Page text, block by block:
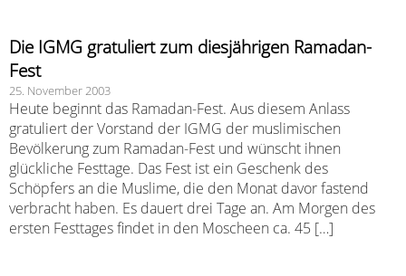
Die IGMG gratuliert zum diesjährigen Ramadan-
Fest
25. November 2003
Heute beginnt das Ramadan-Fest. Aus diesem Anlass
gratuliert der Vorstand der IGMG der muslimischen
Bevölkerung zum Ramadan-Fest und wünscht ihnen
glückliche Festtage. Das Fest ist ein Geschenk des
Schöpfers an die Muslime, die den Monat davor fastend
verbracht haben. Es dauert drei Tage an. Am Morgen des
ersten Festtages findet in den Moscheen ca. 45 […]